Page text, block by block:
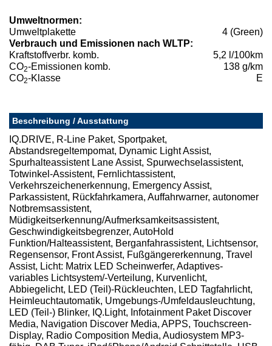
Umweltnormen:
Umweltplakette
4 (Green)
Verbrauch und Emissionen nach WLTP:
Kraftstoffverbr. komb.
5,2 l/100km
CO2-Emissionen komb.
138 g/km
CO2-Klasse E
Beschreibung / Ausstattung
IQ.DRIVE, R-Line Paket, Sportpaket,
Abstandsregeltempomat, Dynamic Light Assist,
Spurhalteassistent Lane Assist, Spurwechselassistent,
Totwinkel-Assistent, Fernlichtassistent,
Verkehrszeichenerkennung, Emergency Assist,
Parkassistent, Rückfahrkamera, Auffahrwarner, autonomer
Notbremsassistent,
Müdigkeitserkennung/Aufmerksamkeitsassistent,
Geschwindigkeitsbegrenzer, AutoHold
Funktion/Halteassistent, Berganfahrassistent, Lichtsensor,
Regensensor, Front Assist, Fußgängererkennung, Travel
Assist, Licht: Matrix LED Scheinwerfer, Adaptives-
variables Lichtsystem/-Verteilung, Kurvenlicht,
Abbiegelicht, LED (Teil)-Rückleuchten, LED Tagfahrlicht,
Heimleuchtautomatik, Umgebungs-/Umfeldausleuchtung,
LED (Teil-) Blinker, IQ.Light, Infotainment Paket Discover
Media, Navigation Discover Media, APPS, Touchscreen-
Display, Radio Composition Media, Audiosystem MP3-